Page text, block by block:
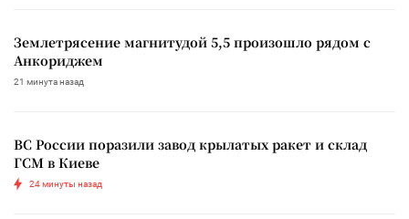
Землетрясение магнитудой 5,5 произошло рядом с
Анкориджем
21 минута назад
ВС России поразили завод крылатых ракет и склад
ГСМ в Киеве
24 минуты назад